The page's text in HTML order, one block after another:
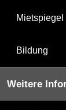
Mietspiegel
Bildung
Weitere